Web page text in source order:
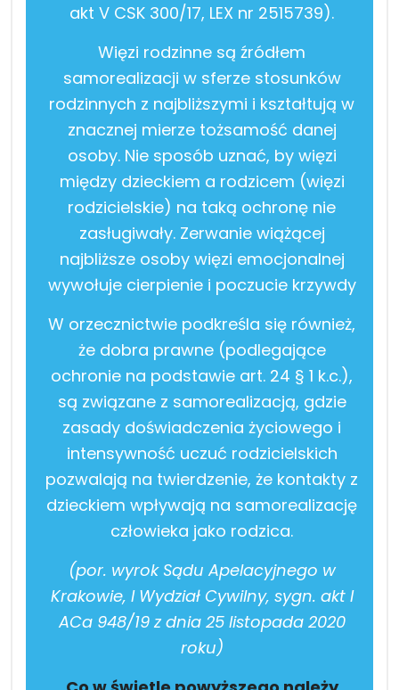
akt V CSK 300/17, LEX nr 2515739).
Więzi rodzinne są źródłem
samorealizacji w sferze stosunków
rodzinnych z najbliższymi i kształtują w
znacznej mierze tożsamość danej
osoby. Nie sposób uznać, by więzi
między dzieckiem a rodzicem (więzi
rodzicielskie) na taką ochronę nie
zasługiwały. Zerwanie wiążącej
najbliższe osoby więzi emocjonalnej
wywołuje cierpienie i poczucie krzywdy
W orzecznictwie podkreśla się również,
że dobra prawne (podlegające
ochronie na podstawie art. 24 § 1 k.c.),
są związane z samorealizacją, gdzie
zasady doświadczenia życiowego i
intensywność uczuć rodzicielskich
pozwalają na twierdzenie, że kontakty z
dzieckiem wpływają na samorealizację
człowieka jako rodzica.
(por. wyrok Sądu Apelacyjnego w
Krakowie, I Wydział Cywilny, sygn. akt I
ACa 948/19 z dnia 25 listopada 2020
roku)